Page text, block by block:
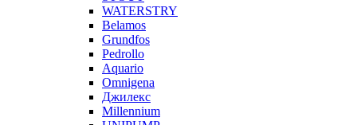
WATERSTRY
Belamos
Grundfos
Pedrollo
Aquario
Omnigena
Джилекс
Millennium